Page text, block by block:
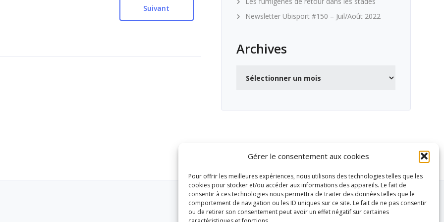
Gérer le consentement aux cookies
Pour offrir les meilleures expériences, nous utilisons des technologies telles que les
cookies pour stocker et/ou accéder aux informations des appareils. Le fait de
consentir à ces technologies nous permettra de traiter des données telles que le
comportement de navigation ou les ID uniques sur ce site. Le fait de ne pas consentir
ou de retirer son consentement peut avoir un effet négatif sur certaines
Suivant
Newsletter Ubisport #150 – Juil/Août 2022
Archives